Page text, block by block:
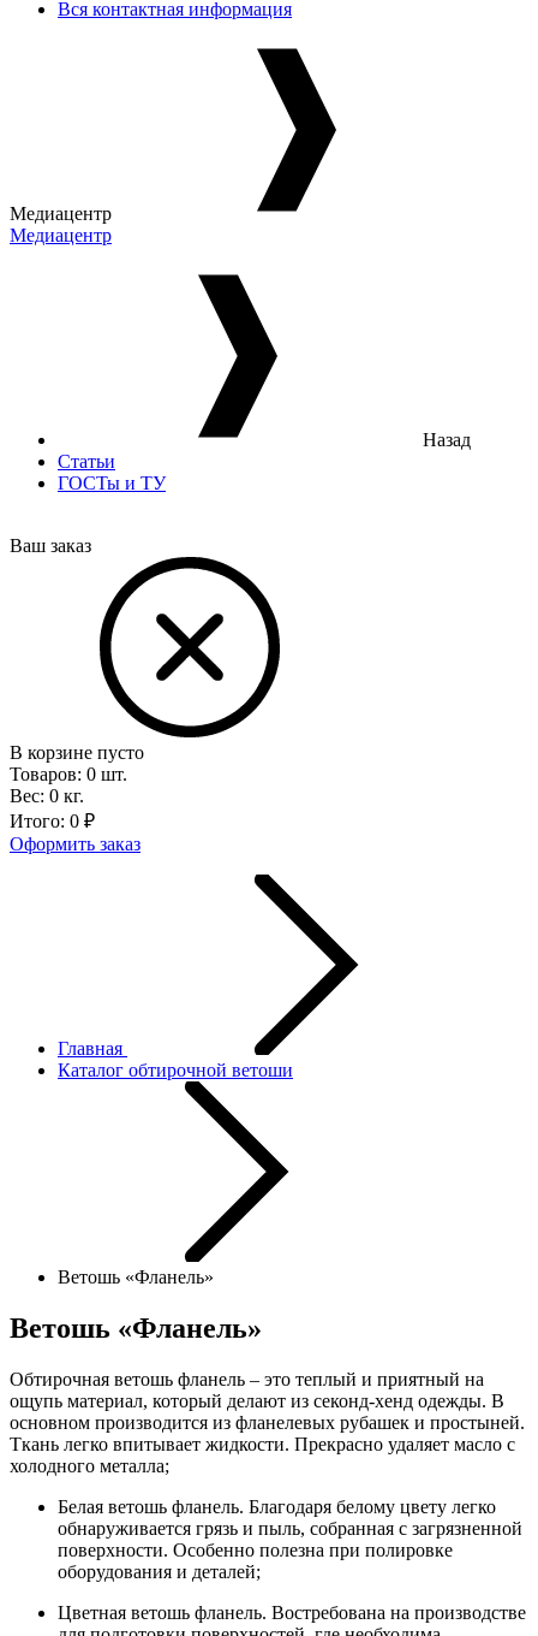
Вся контактная информация
Медиацентр
Медиацентр
Назад
Статьи
ГОСТы и ТУ
Ваш заказ
В корзине пусто
Товаров: 0 шт.
Вес: 0 кг.
Итого: 0 ₽
Оформить заказ
Главная
Каталог обтирочной ветоши
Ветошь «Фланель»
Ветошь «Фланель»
Обтирочная ветошь фланель – это теплый и приятный на
ощупь материал, который делают из секонд-хенд одежды. В
основном производится из фланелевых рубашек и простыней.
Ткань легко впитывает жидкости. Прекрасно удаляет масло с
холодного металла;
Белая ветошь фланель. Благодаря белому цвету легко
обнаруживается грязь и пыль, собранная с загрязненной
поверхности. Особенно полезна при полировке
оборудования и деталей;
Цветная ветошь фланель. Востребована на производстве